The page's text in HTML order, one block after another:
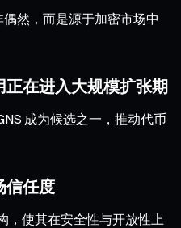
偶然，而是源于加密市场中
在进入大规模扩张期
成为候选之一，推动代币
信任度
，使其在安全性与开放性上